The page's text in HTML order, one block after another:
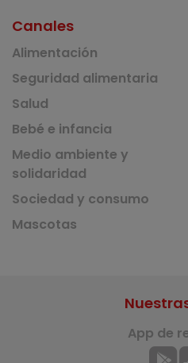
Canales
Alimentación
Seguridad alimentaria
Salud
Bebé e infancia
Medio ambiente y
solidaridad
Sociedad y consumo
Mascotas
App de